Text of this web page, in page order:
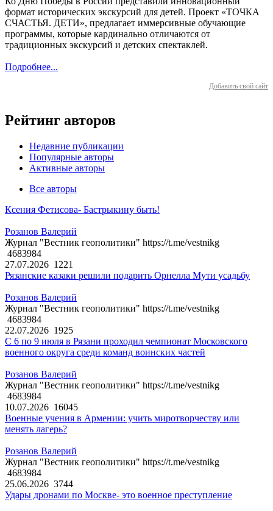
формат исторических экскурсий для детей. Проект «ТОЧКА
СЧАСТЬЯ. ДЕТИ», предлагает иммерсивные обучающие
программы, которые кардинально отличаются от
традиционных экскурсий и детских спектаклей.
Подробнее...
Добавить свой сайт
Рейтинг авторов
Недавние публикации
Популярные авторы
Активные авторы
Все авторы
Ксения Фетисова- Бастрыкину быть!
Розанов Валерий
Журнал "Вестник геополитики" https://t.me/vestnikg
4683984
27.07.2026 1221
Рязанские казаки решили подарить Орнелла Мути усадьбу
Розанов Валерий
Журнал "Вестник геополитики" https://t.me/vestnikg
4683984
22.07.2026 1925
С 6 по 9 июля в Рязани проходил чемпионат Московского
военного округа среди команд воинских частей
Розанов Валерий
Журнал "Вестник геополитики" https://t.me/vestnikg
4683984
10.07.2026 16045
Военные учения в Армении: учить миротворчеству или
менять лагерь?
Розанов Валерий
Журнал "Вестник геополитики" https://t.me/vestnikg
4683984
25.06.2026 3744
Удары дронами по Москве- это военное преступление